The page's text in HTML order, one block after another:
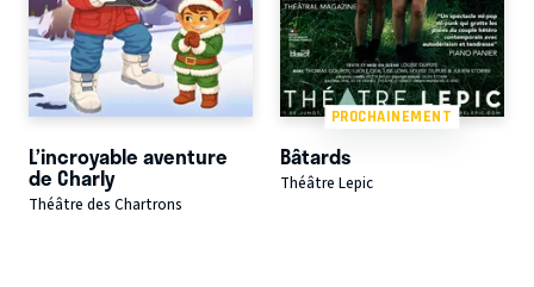
L’incroyable aventure
de Charly
Théâtre des Chartrons
PROCHAINEMENT
Bâtards
Théâtre Lepic